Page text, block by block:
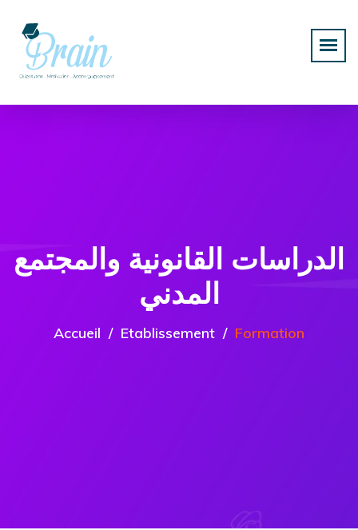
الدراسات القانونية والمجتمع
المدني
Accueil Etablissement Formation